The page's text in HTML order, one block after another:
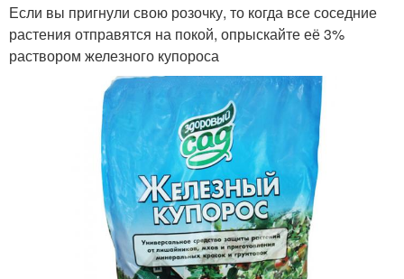
Если вы пригнули свою розочку, то когда все соседние
растения отправятся на покой, опрыскайте её 3%
раствором железного купороса